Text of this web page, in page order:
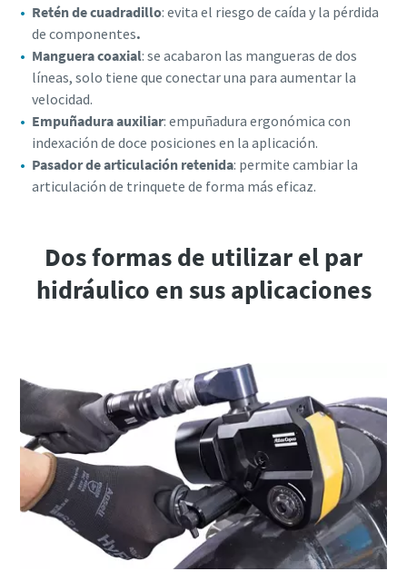
Retén de cuadradillo: evita el riesgo de caída y la pérdida
de componentes.
Manguera coaxial: se acabaron las mangueras de dos
líneas, solo tiene que conectar una para aumentar la
velocidad.
Empuñadura auxiliar: empuñadura ergonómica con
indexación de doce posiciones en la aplicación.
Pasador de articulación retenida: permite cambiar la
articulación de trinquete de forma más eficaz.
Dos formas de utilizar el par
hidráulico en sus aplicaciones